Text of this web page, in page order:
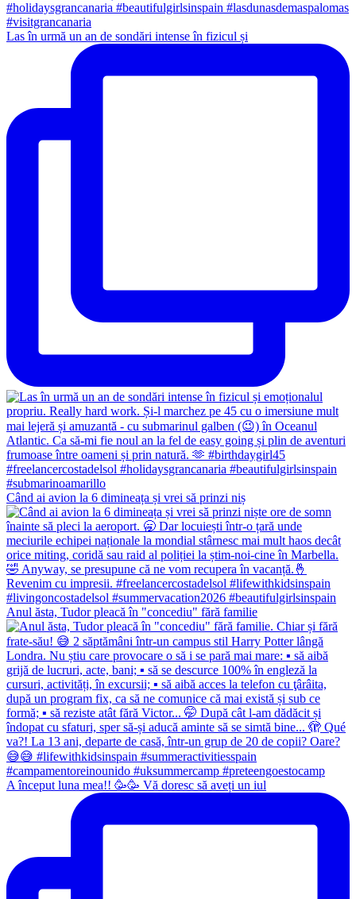
Las în urmă un an de sondări intense în fizicul și
Când ai avion la 6 dimineața și vrei să prinzi niș
Anul ăsta, Tudor pleacă în "concediu" fără familie
A început luna mea!! 🥳🥳 Vă doresc să aveți un iul